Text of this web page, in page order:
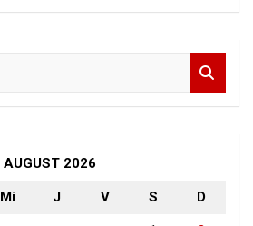
AUGUST 2026
Mi J V S D